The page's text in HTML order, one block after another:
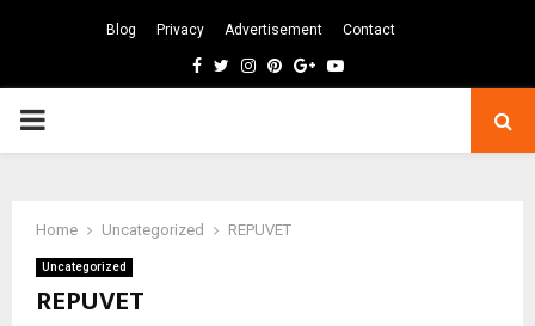
Blog Privacy Advertisement Contact
Facebook
TwitterInstagram
Pinterest
GoogleYoutube
PRIMARY
Home Uncategorized REPUVET
Uncategorized
REPUVET